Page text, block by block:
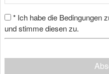
* Ich habe die Bedingungen
und stimme diesen zu.